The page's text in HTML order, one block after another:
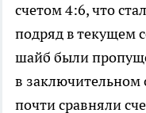
счетом 4:6, что
подряд в текущем
шайб были
в заключительном
почти сравняли